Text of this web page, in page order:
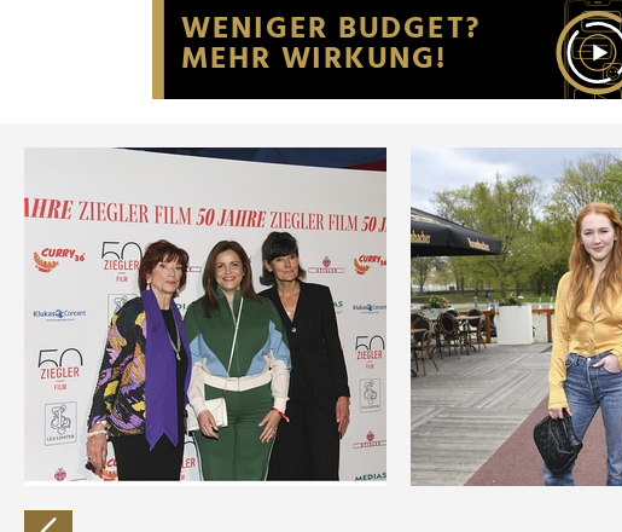
Website an unsere Partner für soziale
möglicherweise mit weiteren Daten
der Dienste gesammelt haben.